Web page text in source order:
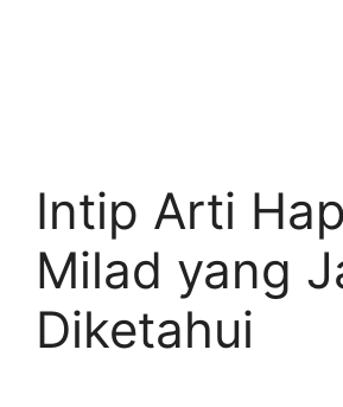
Intip Arti
Milad yang
Diketahui